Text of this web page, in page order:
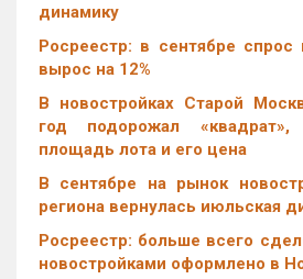
динамику
Росреестр: в сентябре спрос
вырос на 12%
В новостройках Старой
год подорожал «квадрат»,
площадь лота и его цена
В сентябре на рынок
региона вернулась июльская
Росреестр: больше всего
новостройками оформлено в